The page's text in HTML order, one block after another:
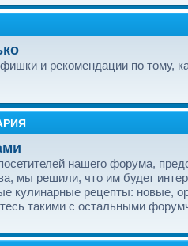
и рекомендации по тому,
нашего форума,
мы решили, что им будет
кулинарные рецепты: новые,
такими с остальными